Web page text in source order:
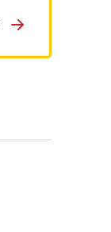
Przejdź do